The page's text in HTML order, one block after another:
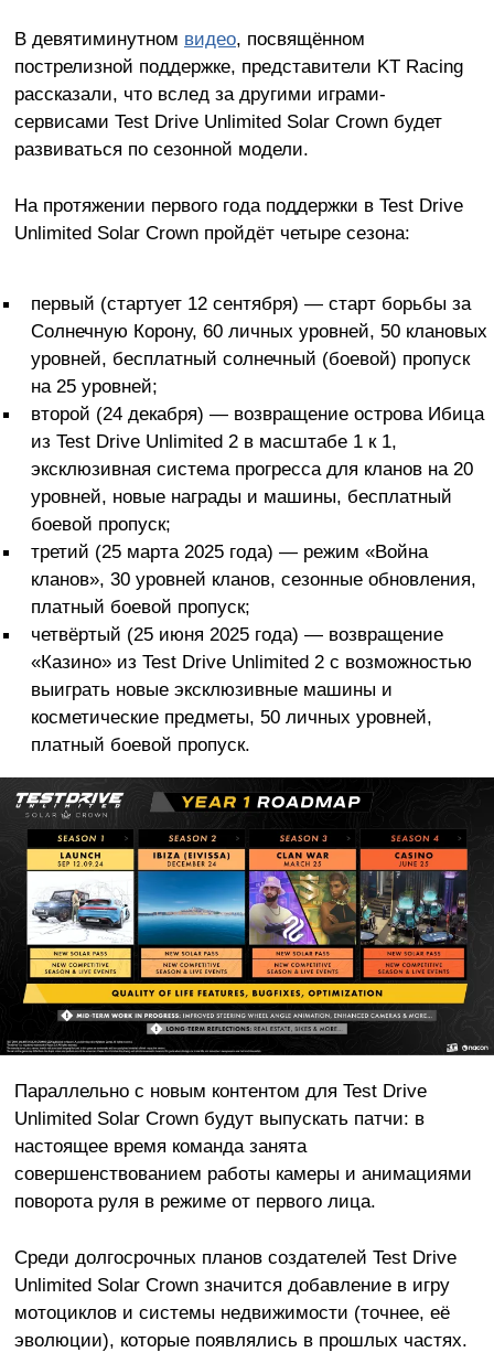
В девятиминутном видео, посвящённом
пострелизной поддержке, представители KT Racing
рассказали, что вслед за другими играми-
сервисами Test Drive Unlimited Solar Crown будет
развиваться по сезонной модели.
На протяжении первого года поддержки в Test Drive
Unlimited Solar Crown пройдёт четыре сезона:
первый (стартует 12 сентября) — старт борьбы за
Солнечную Корону, 60 личных уровней, 50 клановых
уровней, бесплатный солнечный (боевой) пропуск
на 25 уровней;
второй (24 декабря) — возвращение острова Ибица
из Test Drive Unlimited 2 в масштабе 1 к 1,
эксклюзивная система прогресса для кланов на 20
уровней, новые награды и машины, бесплатный
боевой пропуск;
третий (25 марта 2025 года) — режим «Война
кланов», 30 уровней кланов, сезонные обновления,
платный боевой пропуск;
четвёртый (25 июня 2025 года) — возвращение
«Казино» из Test Drive Unlimited 2 с возможностью
выиграть новые эксклюзивные машины и
косметические предметы, 50 личных уровней,
платный боевой пропуск.
Параллельно с новым контентом для Test Drive
Unlimited Solar Crown будут выпускать патчи: в
настоящее время команда занята
совершенствованием работы камеры и анимациями
поворота руля в режиме от первого лица.
Среди долгосрочных планов создателей Test Drive
Unlimited Solar Crown значится добавление в игру
мотоциклов и системы недвижимости (точнее, её
эволюции), которые появлялись в прошлых частях.